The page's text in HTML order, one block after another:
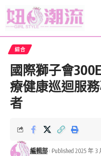
綜合
國際獅子會
療健康巡迴服
者
編輯部 Published 2025 年 3